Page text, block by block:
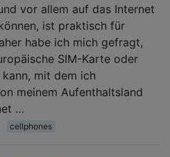
vor allem auf das Internet
ist praktisch für
habe ich mich gefragt,
SIM-Karte oder
mit dem ich
meinem Aufenthaltsland
…
cellphones